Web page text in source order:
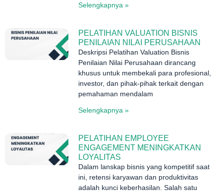
Selengkapnya »
PELATIHAN VALUATION BISNIS
PENILAIAN NILAI PERUSAHAAN
Deskripsi Pelatihan Valuation Bisnis
Penilaian Nilai Perusahaan dirancang
khusus untuk membekali para profesional,
investor, dan pihak-pihak terkait dengan
pemahaman mendalam
Selengkapnya »
PELATIHAN EMPLOYEE
ENGAGEMENT MENINGKATKAN
LOYALITAS
Dalam lanskap bisnis yang kompetitif saat
ini, retensi karyawan dan produktivitas
adalah kunci keberhasilan. Salah satu